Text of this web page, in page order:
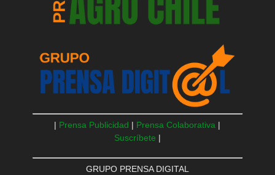
| Prensa Publicidad | Prensa Colaborativa |
Suscríbete |
GRUPO PRENSA DIGITAL